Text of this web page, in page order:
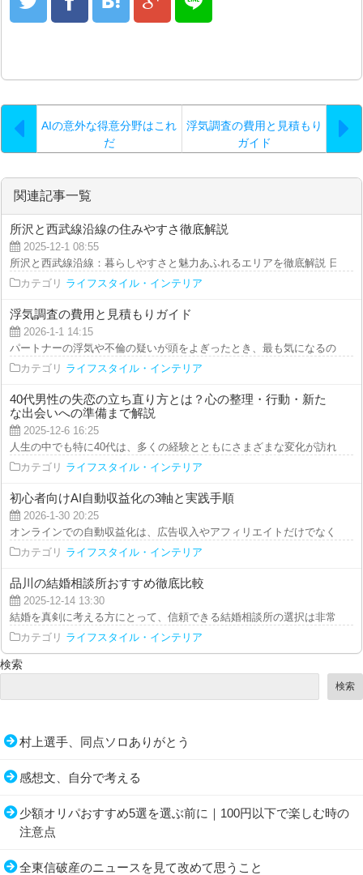
AIの意外な得意分野はこれ
だ
浮気調査の費用と見積もり
ガイド
関連記事一覧
所沢と西武線沿線の住みやすさ徹底解説
2025-12-1 08:55
所沢と西武線沿線：暮らしやすさと魅力あふれるエリアを徹底解説 日本
カテゴリ ライフスタイル・インテリア
浮気調査の費用と見積もりガイド
2026-1-1 14:15
パートナーの浮気や不倫の疑いが頭をよぎったとき、最も気になるのはや
カテゴリ ライフスタイル・インテリア
40代男性の失恋の立ち直り方とは？心の整理・行動・新た
な出会いへの準備まで解説
2025-12-6 16:25
人生の中でも特に40代は、多くの経験とともにさまざまな変化が訪れる時
カテゴリ ライフスタイル・インテリア
初心者向けAI自動収益化の3軸と実践手順
2026-1-30 20:25
オンラインでの自動収益化は、広告収入やアフィリエイトだけでなく、AI
カテゴリ ライフスタイル・インテリア
品川の結婚相談所おすすめ徹底比較
2025-12-14 13:30
結婚を真剣に考える方にとって、信頼できる結婚相談所の選択は非常に重
カテゴリ ライフスタイル・インテリア
検索
検索
村上選手、同点ソロありがとう
感想文、自分で考える
少額オリパおすすめ5選を選ぶ前に｜100円以下で楽しむ時の
注意点
全東信破産のニュースを見て改めて思うこと